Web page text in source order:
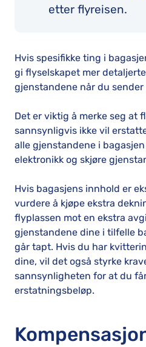
etter flyreisen.
Hvis spesifikke ting i
gi flyselskapet mer
gjenstandene når du sender
Det er viktig å merke seg at
sannsynligvis ikke vil
alle gjenstandene i
elektronikk og skjøre
Hvis bagasjens innhold er
vurdere å kjøpe ekstra
flyplassen mot en ekstra
gjenstandene dine i tilfelle
går tapt. Hvis du har
dine, vil det også styrke
sannsynligheten for at du
erstatningsbeløp.